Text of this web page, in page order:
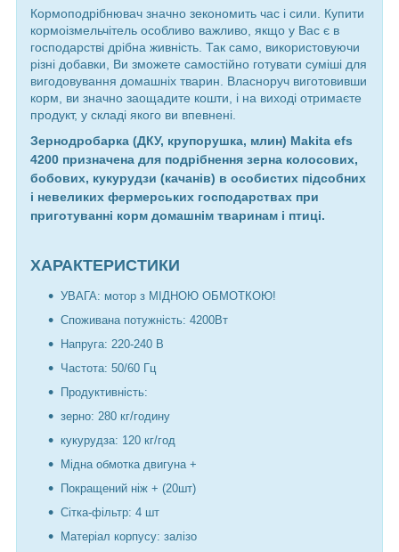
Кормоподрібнювач значно зекономить час і сили. Купити
кормоізмельчітель особливо важливо, якщо у Вас є в
господарстві дрібна живність. Так само, використовуючи
різні добавки, Ви зможете самостійно готувати суміші для
вигодовування домашніх тварин. Власноруч виготовивши
корм, ви значно заощадите кошти, і на виході отримаєте
продукт, у складі якого ви впевнені.
Зернодробарка (ДКУ, крупорушка, млин) Makita efs
4200 призначена для подрібнення зерна колосових,
бобових, кукурудзи (качанів) в особистих підсобних
і невеликих фермерських господарствах при
приготуванні корм домашнім тваринам і птиці.
ХАРАКТЕРИСТИКИ
УВАГА: мотор з МІДНОЮ ОБМОТКОЮ!
Споживана потужність: 4200Вт
Напруга: 220-240 В
Частота: 50/60 Гц
Продуктивність:
зерно: 280 кг/годину
кукурудза: 120 кг/год
Мідна обмотка двигуна +
Покращений ніж + (20шт)
Сітка-фільтр: 4 шт
Матеріал корпусу: залізо